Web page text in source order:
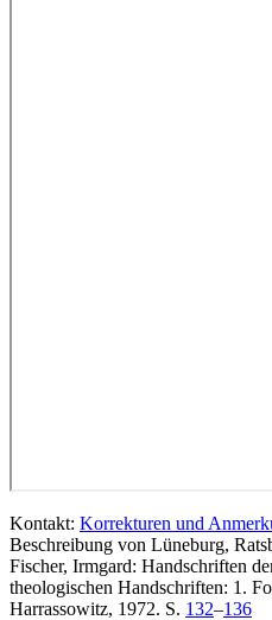
Kontakt: Korrekturen und
Beschreibung von Lüneburg,
Fischer, Irmgard: Handschriften
theologischen Handschriften: 1.
Harrassowitz, 1972. S. 132–136